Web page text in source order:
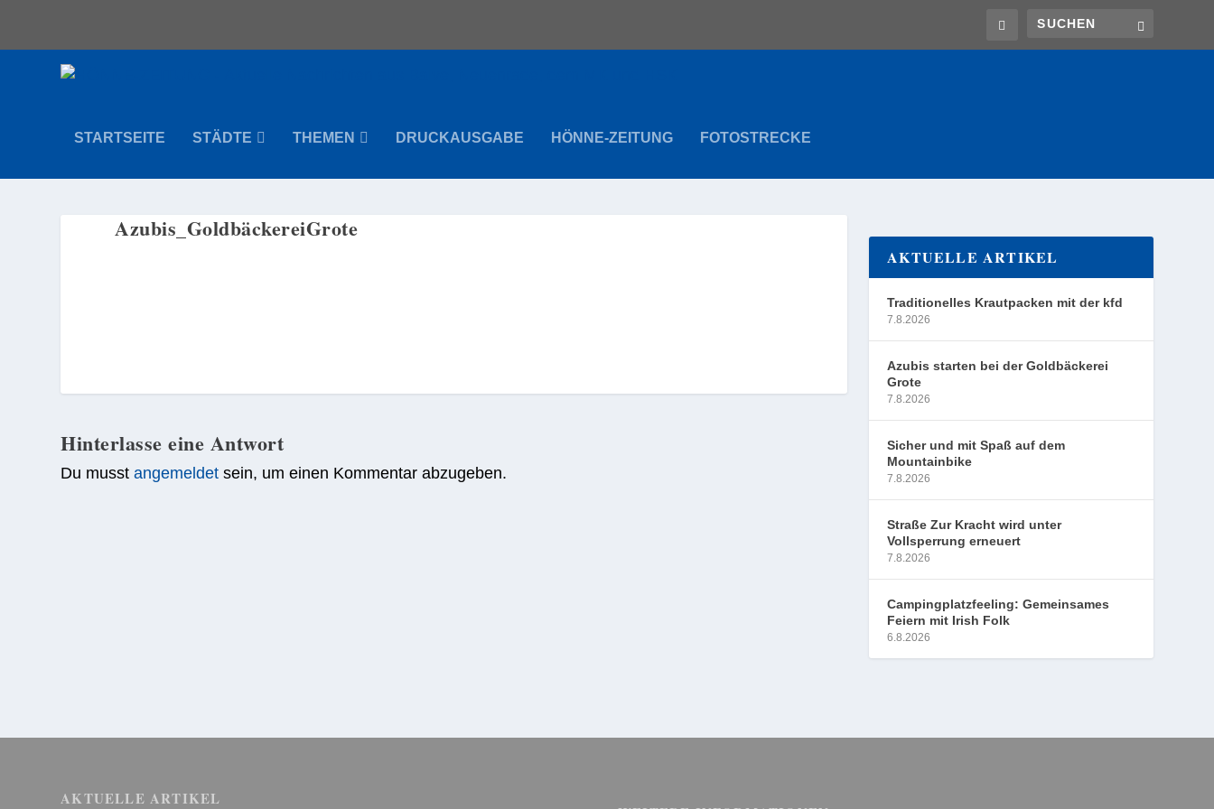
STARTSEITE STÄDTE THEMEN DRUCKAUSGABE HÖNNE-ZEITUNG FOTOSTRECKE
Azubis_GoldbäckereiGrote
Hinterlasse eine Antwort
Du musstangemeldet sein, um einen Kommentar abzugeben.
AKTUELLE ARTIKEL
Traditionelles Krautpacken mit der kfd
7.8.2026
Azubis starten bei der Goldbäckerei
Grote
7.8.2026
Sicher und mit Spaß auf dem
Mountainbike
7.8.2026
Straße Zur Kracht wird unter
Vollsperrung erneuert
7.8.2026
Campingplatzfeeling: Gemeinsames
Feiern mit Irish Folk
6.8.2026
AKTUELLE ARTIKEL